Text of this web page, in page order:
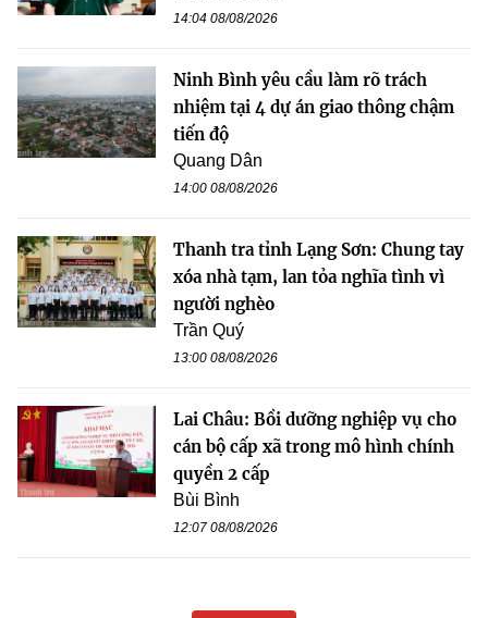
14:04 08/08/2026
Ninh Bình yêu cầu làm rõ trách
nhiệm tại 4 dự án giao thông chậm
tiến độ
Quang Dân
14:00 08/08/2026
Thanh tra tỉnh Lạng Sơn: Chung tay
xóa nhà tạm, lan tỏa nghĩa tình vì
người nghèo
Trần Quý
13:00 08/08/2026
Lai Châu: Bồi dưỡng nghiệp vụ cho
cán bộ cấp xã trong mô hình chính
quyền 2 cấp
Bùi Bình
12:07 08/08/2026